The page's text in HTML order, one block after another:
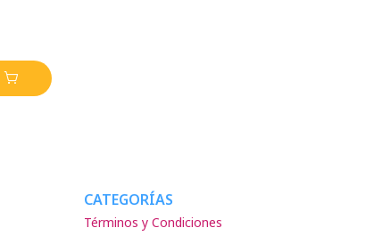
CATEGORÍAS
Términos y Condiciones